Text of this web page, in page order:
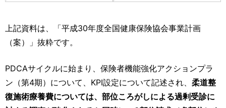
上記資料は、「平成30年度全国健康保険協会事業計画
（案）」抜粋です。
PDCAサイクルに始まり、保険者機能強化アクションプラ
ン（第4期）について、KPI設定について記述され、 柔道整
復施術療養費については、部位ころがしによる過剰受診に